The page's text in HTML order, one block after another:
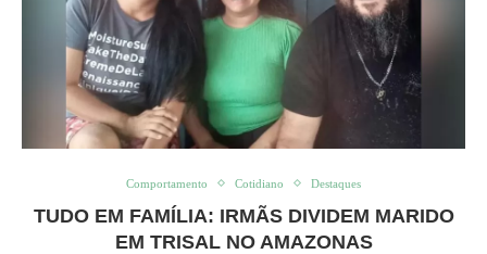
Comportamento Cotidiano Destaques
TUDO EM FAMÍLIA: IRMÃS DIVIDEM MARIDO
EM TRISAL NO AMAZONAS